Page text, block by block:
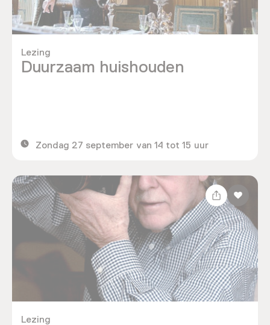
Duurzaam huishouden
Lezing
Zondag 27 september van 14 tot 15 uur
Lezing